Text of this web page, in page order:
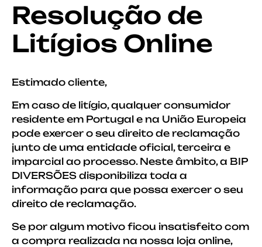
Resolução de
Litígios Online
Estimado cliente,
Em caso de litígio, qualquer consumidor
residente em Portugal e na União Europeia
pode exercer o seu direito de reclamação
junto de uma entidade oficial, terceira e
imparcial ao processo. Neste âmbito, a BIP
DIVERSÕES disponibiliza toda a
informação para que possa exercer o seu
direito de reclamação.
Se por algum motivo ficou insatisfeito com
a compra realizada na nossa loja online,